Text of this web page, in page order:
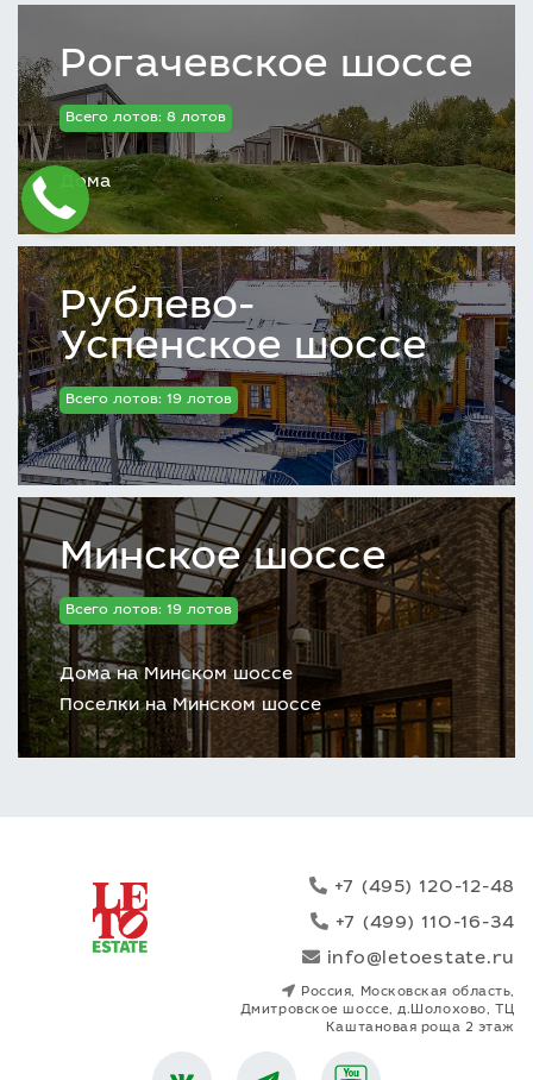
Рогачевское шоссе
Всего лотов: 8 лотов
Дома
Рублево-
Успенское шоссе
Всего лотов: 19 лотов
Минское шоссе
Всего лотов: 19 лотов
Дома на Минском шоссе
Поселки на Минском шоссе
+7 (495) 120-12-48
+7 (499) 110-16-34
info@letoestate.ru
Россия, Московская область,
Дмитровское шоссе, д.Шолохово, ТЦ
Каштановая роща 2 этаж